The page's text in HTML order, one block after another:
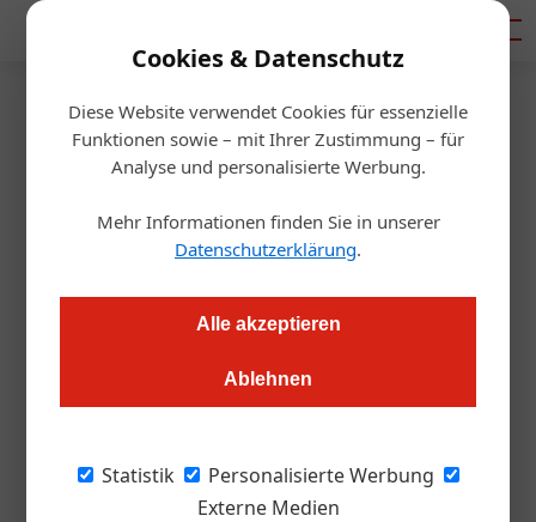
Cookies & Datenschutz
Diese Website verwendet Cookies für essenzielle
Funktionen sowie – mit Ihrer Zustimmung – für
Analyse und personalisierte Werbung.
Mehr Informationen finden Sie in unserer
Datenschutzerklärung.
Alle akzeptieren
Ablehnen
Statistik
Personalisierte Werbung
Externe Medien
Startseite/Gastro & Hotel
ÖGZ Vanille-Eis-Test:
Überraschend ­unterschiedlich
Schülerinnen und Schüler der Tourismusschule in der Wiener
Bergheidengasse ­testeten mit uns Vanilleeis für die
Donnerstagnachmittag im Verkostungsraum